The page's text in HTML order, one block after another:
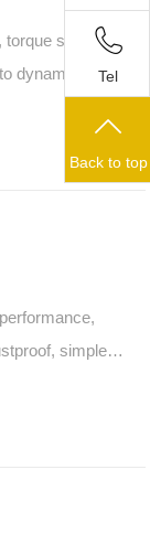
torque sensors,
dynamic and
torque sensors,
simple
assembly, 3C
Tel
Back to top